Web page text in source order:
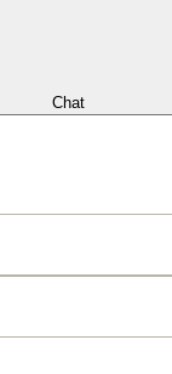
Chat